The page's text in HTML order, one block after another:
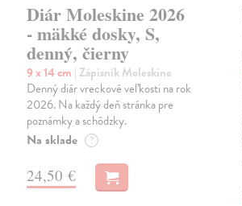
Diár Moleskine 2026
- mäkké dosky, S,
denný, čierny
9 x 14 cm | Zápisník Moleskine
Denný diár vreckové veľkosti na rok
2026. Na každý deň stránka pre
poznámky a schôdzky.
Na sklade ?
24,50 €